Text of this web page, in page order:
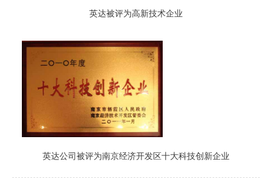
英达被评为高新技术企业
英达公司被评为南京经济开发区十大科技创新企业